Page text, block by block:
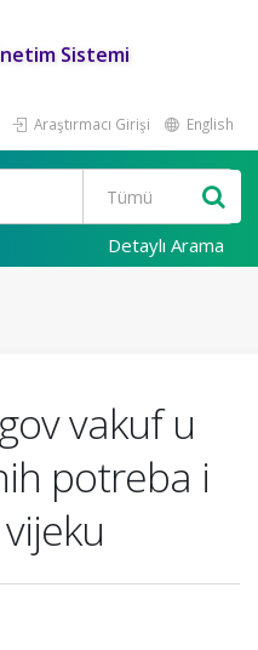
Sistemi
Araştırmacı Girişi English
Detaylı Arama
vakuf u
potreba i